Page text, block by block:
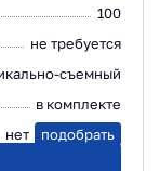
100
не требуется
съемный
в комплекте
нет подобрать